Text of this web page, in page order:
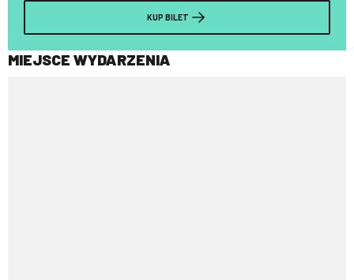
KUP BILET
MIEJSCE WYDARZENIA